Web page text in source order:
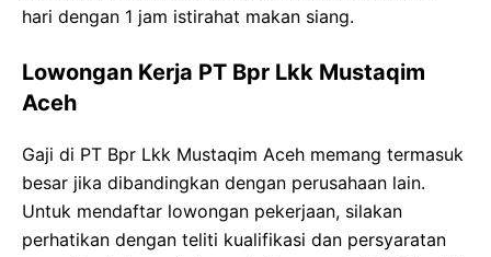
hari dengan 1 jam istirahat makan siang.
Lowongan Kerja PT Bpr Lkk Mustaqim
Aceh
Gaji di PT Bpr Lkk Mustaqim Aceh memang termasuk
besar jika dibandingkan dengan perusahaan lain.
Untuk mendaftar lowongan pekerjaan, silakan
perhatikan dengan teliti kualifikasi dan persyaratan